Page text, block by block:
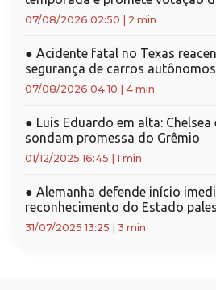
07/08/2026 02:50 2 min
● Acidente fatal no Texas
segurança de carros autônomos
07/08/2026 04:10 4 min
● Luis Eduardo em alta:
sondam promessa do Grêmio
01/12/2025 16:45 |1 min
● Alemanha defende início
reconhecimento do Estado
31/07/2025 13:25 3 min